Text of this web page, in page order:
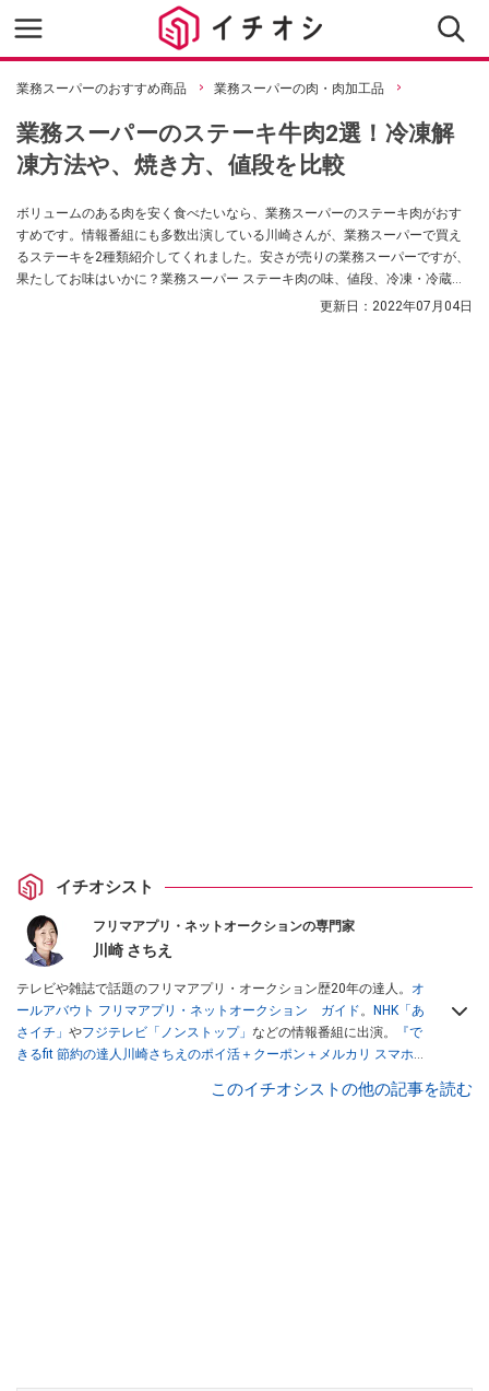
業務スーパーのおすすめ商品 業務スーパーの肉・肉加工品
業務スーパーのステーキ牛肉2選！冷凍解
凍方法や、焼き方、値段を比較
ボリュームのある肉を安く食べたいなら、業務スーパーのステーキ肉がおす
すめです。情報番組にも多数出演している川崎さんが、業務スーパーで買え
るステーキを2種類紹介してくれました。安さが売りの業務スーパーですが、
果たしてお味はいかに？業務スーパー ステーキ肉の味、値段、冷凍・冷蔵保
存の方法、焼き方、おすすめのソースや味付けについてまとめました。
更新日： 2022年07月04日
イチオシスト
フリマアプリ・ネットオークションの専門家
川崎 さちえ
テレビや雑誌で話題のフリマアプリ・オークション歴20年の達人。 オ
ールアバウト フリマアプリ・ネットオークション ガイド。
NHK「あ
さイチ」 やフジテレビ「ノンストップ」 などの情報番組に出演。
『で
きるfit 節約の達人川崎さちえのポイ活＋クーポン＋メルカリ スマホで
スマホ1つでスキマ時間に効率的に稼ぐ！』（翔泳社刊） ほか著書多
このイチオシストの他の記事を読む